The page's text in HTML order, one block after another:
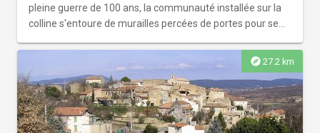
pleine guerre de 100 ans, la communauté installée sur la
colline s'entoure de murailles percées de portes pour se
explore 27.2 km